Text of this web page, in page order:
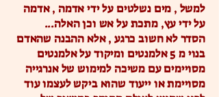
למשל , מים נשלטים על ידי אדמה , אדמה
על ידי עץ, מתכת על אש וכן האלה...
הסדר לא חשוב כרגע , אלא ההבנה שהאדם
בנוי מ 5 אלמנטים ומיקוד על אלמנטים
מסויימים עם משיכה למימוש של אנרגייה
מסויימת או ייעוד שהוא ביקש לעצמו עוד